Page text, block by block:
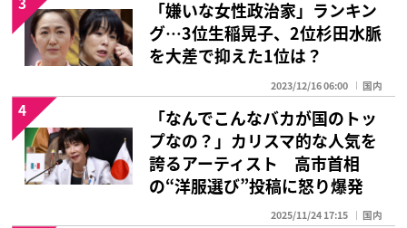
「嫌いな女性政治家」ランキン
グ…3位生稲晃子、2位杉田水脈
を大差で抑えた1位は？
2023/12/16 06:00 国内
「なんでこんなバカが国のトッ
プなの？」カリスマ的な人気を
誇るアーティスト 高市首相
の“洋服選び”投稿に怒り爆発
2025/11/24 17:15 国内
4